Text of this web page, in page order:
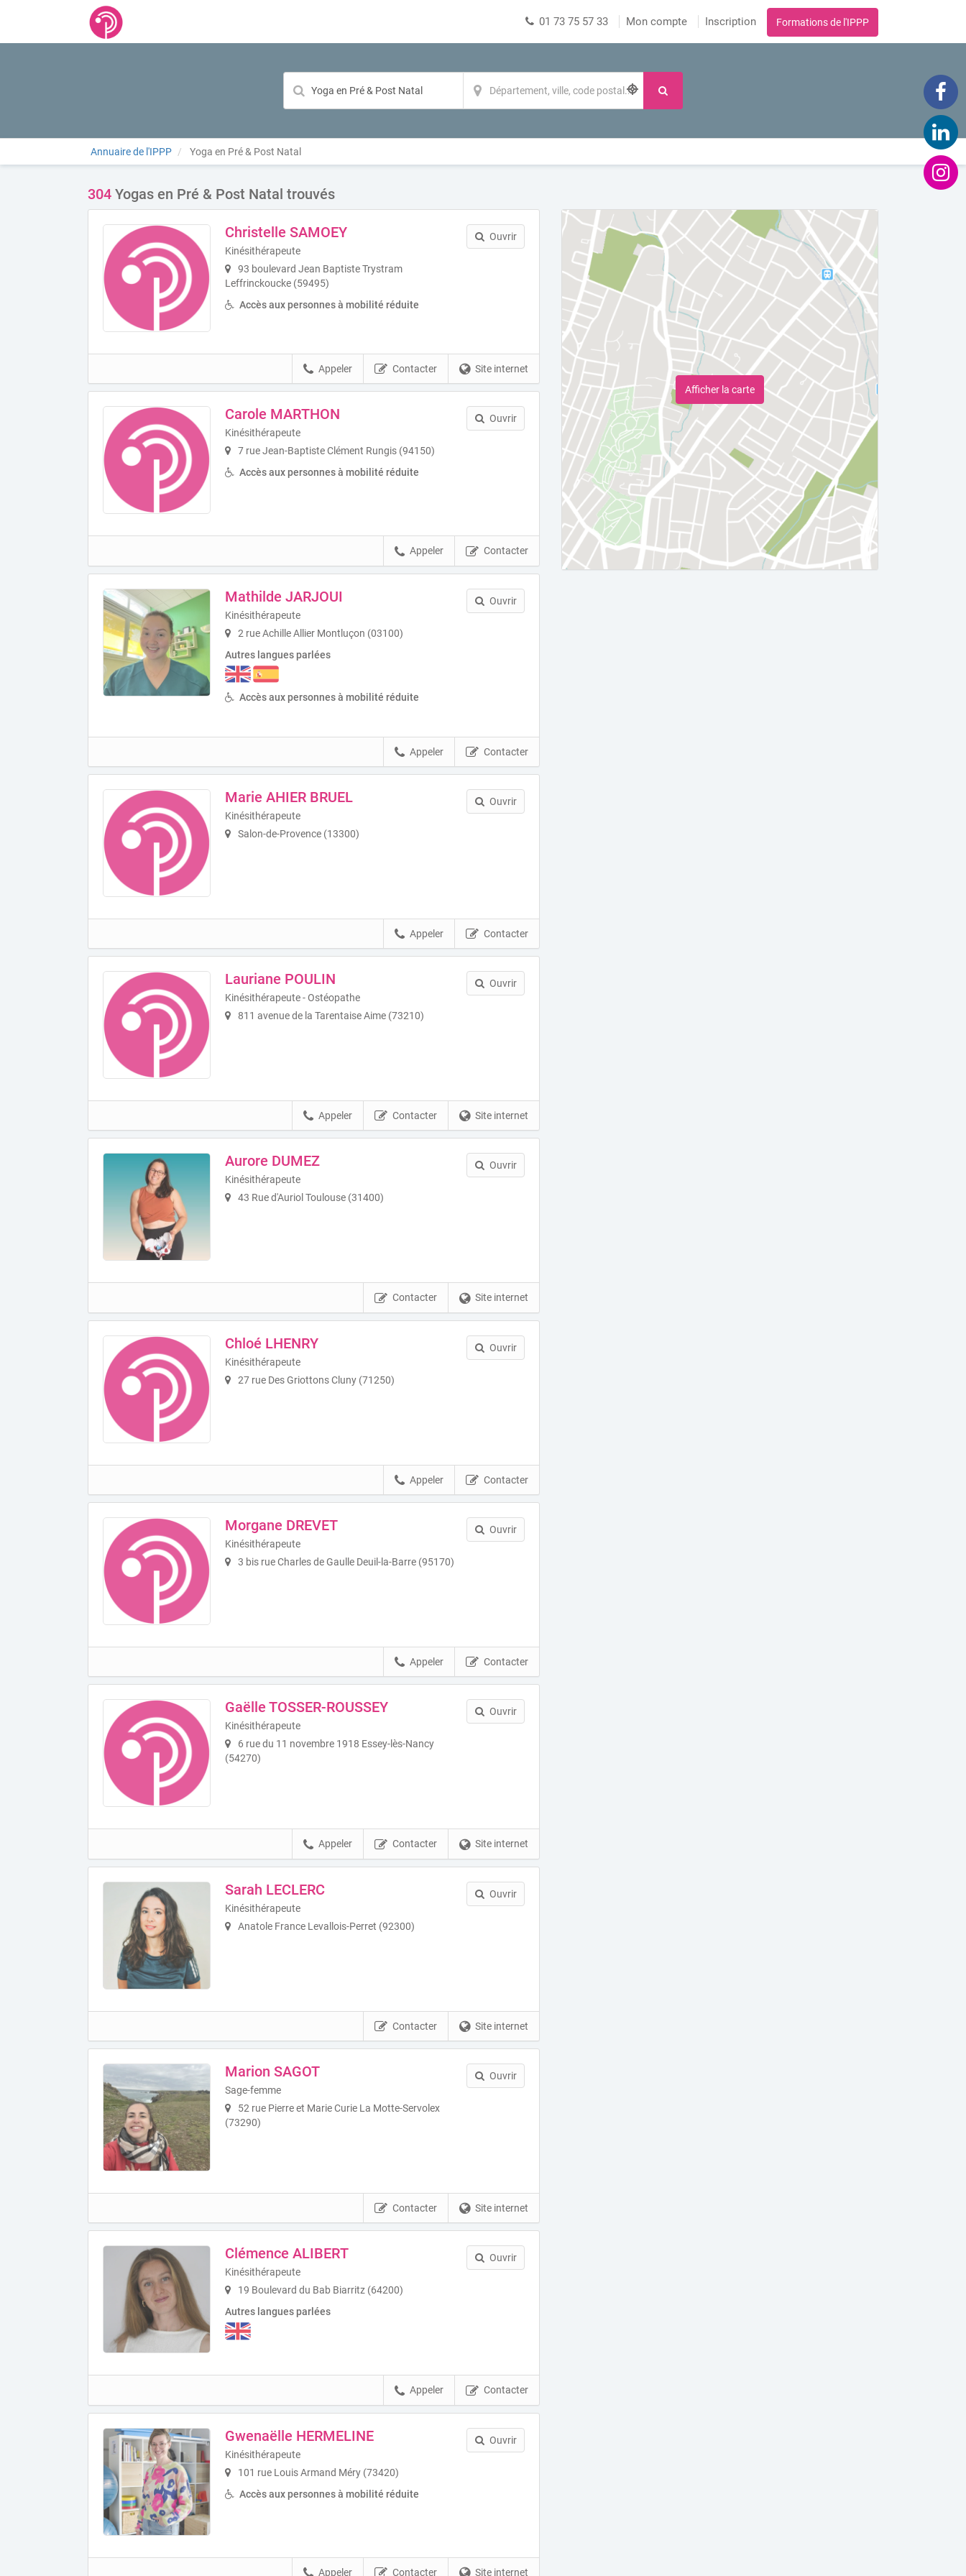
01 73 75 57 33 Mon compte Inscription Formations de l'IPPP
Annuaire de l'IPPP Yoga en Pré & Post Natal
304 Yogas en Pré & Post Natal trouvés
Christelle SAMOEY
Kinésithérapeute
93 boulevard Jean Baptiste Trystram
Leffrinckoucke (59495)
Accès aux personnes à mobilité réduite
Ouvrir
Site internet
Contacter
Appeler
Carole MARTHON
Kinésithérapeute
7 rue Jean-Baptiste Clément Rungis (94150)
Accès aux personnes à mobilité réduite
Ouvrir
Contacter
Appeler
Mathilde JARJOUI
Kinésithérapeute
2 rue Achille Allier Montluçon (03100)
Autres langues parlées
Accès aux personnes à mobilité réduite
Ouvrir
Contacter
Appeler
Marie AHIER BRUEL
Kinésithérapeute
Salon-de-Provence (13300)
Ouvrir
Contacter
Appeler
Lauriane POULIN
Kinésithérapeute - Ostéopathe
811 avenue de la Tarentaise Aime (73210)
Ouvrir
Site internet
Contacter
Appeler
Aurore DUMEZ
Kinésithérapeute
43 Rue d'Auriol Toulouse (31400)
Ouvrir
Site internet
Contacter
Chloé LHENRY
Kinésithérapeute
27 rue Des Griottons Cluny (71250)
Ouvrir
Contacter
Appeler
Morgane DREVET
Kinésithérapeute
3 bis rue Charles de Gaulle Deuil-la-Barre (95170)
Ouvrir
Contacter
Appeler
Gaëlle TOSSER-ROUSSEY
Kinésithérapeute
6 rue du 11 novembre 1918 Essey-lès-Nancy
(54270)
Ouvrir
Site internet
Contacter
Appeler
Sarah LECLERC
Kinésithérapeute
Anatole France Levallois-Perret (92300)
Ouvrir
Site internet
Contacter
Marion SAGOT
Sage-femme
52 rue Pierre et Marie Curie La Motte-Servolex
(73290)
Ouvrir
Site internet
Contacter
Clémence ALIBERT
Kinésithérapeute
19 Boulevard du Bab Biarritz (64200)
Autres langues parlées
Ouvrir
Contacter
Appeler
Gwenaëlle HERMELINE
Kinésithérapeute
101 rue Louis Armand Méry (73420)
Accès aux personnes à mobilité réduite
Ouvrir
Site internet
Contacter
Appeler
Afficher la carte